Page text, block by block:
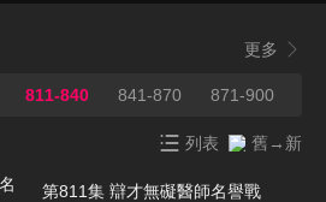
更多
811-840 841-870 871-900
列表 舊→新
第811集 辯才無礙醫師名譽戰